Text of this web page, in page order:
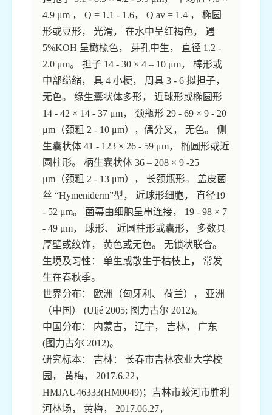
4.9 μm ， Q = 1.1 - 1.6， Q av = 1.4 ， 椭圆
形或豆形， 光滑， 在水中呈红褐色， 遇
5%KOH 呈橄榄色， 芽孔中生， 直径 1.2 -
2.0 μm。 担子 14 - 30 × 4 – 10 μm， 棒形或
中部缢缩， 具 4 小梗， 周具 3 - 6 拟担子，
无色。 缘生囊状体多形， 近球形或椭圆形
14 - 42 × 14 - 37 μm， 颈瓶形 29 - 69 × 9 - 20
μm（颈粗 2 - 10 μm），偶分叉， 无色。 侧
生囊状体 41 - 123 × 26 - 59 μm， 椭圆形或近
圆柱形。 柄生囊状体 36 – 208 × 9 -25
μm（颈粗 2 - 13 μm）， 长颈瓶形。 盖皮菌
丝 “Hymeniderm”型， 近球形细胞， 直径19
- 52 μm。 菌幕由细胞呈串连接， 19 - 98 × 7
- 49 μm， 球形、 近圆柱形或囊形， 多数具
厚壁或纹饰， 黄色或无色。 无锁状联合。
生境及习性： 单生或散生于枯枝上， 常发
生在春秋季。
世界分布： 欧洲（匈牙利、 荷兰）， 亚洲
（中国） (Uljé 2005; 图力古尔 2012)。
中国分布： 内蒙古， 辽宁， 吉林， 广东
(图力古尔 2012)。
研究标本： 吉林： 长春市吉林农业大学校
园， 黄梅， 2017.6.22，
HMJAU46333(HM0049)；吉林市蛟河市胜利
河林场， 黄梅， 2017.06.27，